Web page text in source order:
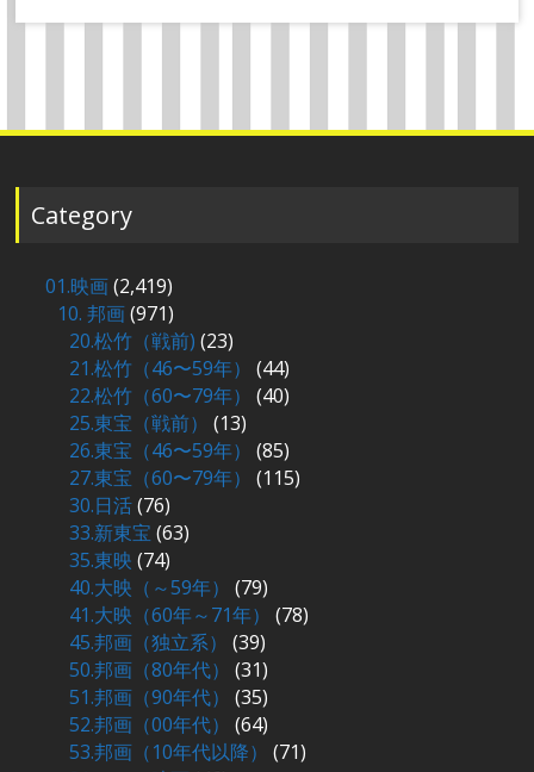
Category
01.映画(2,419)
10. 邦画(971)
20.松竹（戦前) (23)
21.松竹（46〜59年）
(44)
22.松竹（60〜79年）
(40)
25.東宝（戦前）
(13)
26.東宝（46〜59年）
(85)
27.東宝（60〜79年）
(115)
30.日活(76)
33.新東宝 (63)
35.東映 (74)
40.大映（～59年）
(79)
41.大映（60年～71年）
(78)
45.邦画（独立系）
(39)
50.邦画（80年代）
(31)
51.邦画（90年代）
(35)
52.邦画（00年代）
(64)
53.邦画（10年代以降）
(71)